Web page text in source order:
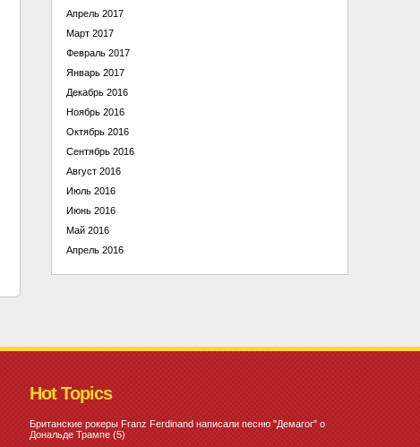
Апрель 2017
Март 2017
Февраль 2017
Январь 2017
Декабрь 2016
Ноябрь 2016
Октябрь 2016
Сентябрь 2016
Август 2016
Июль 2016
Июнь 2016
Май 2016
Апрель 2016
Hot Topics
Британские рокеры Franz Ferdinand написали песню "Демагог" о
Дональде Трампе (5)